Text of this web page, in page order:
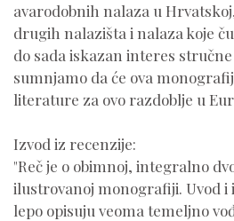
avarodobnih nalaza u
drugih nalazišta i nalaza koje
do sada iskazan interes
sumnjamo da će ova
literature za ovo razdoblje u
Izvod iz recenzije:
"Reč je o obimnoj, integralno
ilustrovanoj monografiji. Uvod i
lepo opisuju veoma temeljno